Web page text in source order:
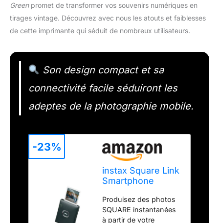
Greenpromet de transformer vos souvenirs numériques en
tirages vintage. Découvrez avec nous les atouts et faiblesses
de cette imprimante qui séduit de nombreux utilisateurs.
Son design compact et sa
connectivité facile séduiront les
adeptes de la photographie mobile.
instax Square Link
Smartphone
Midnight Green
Produisez des photos
SQUARE instantanées
à partir de votre
-23%